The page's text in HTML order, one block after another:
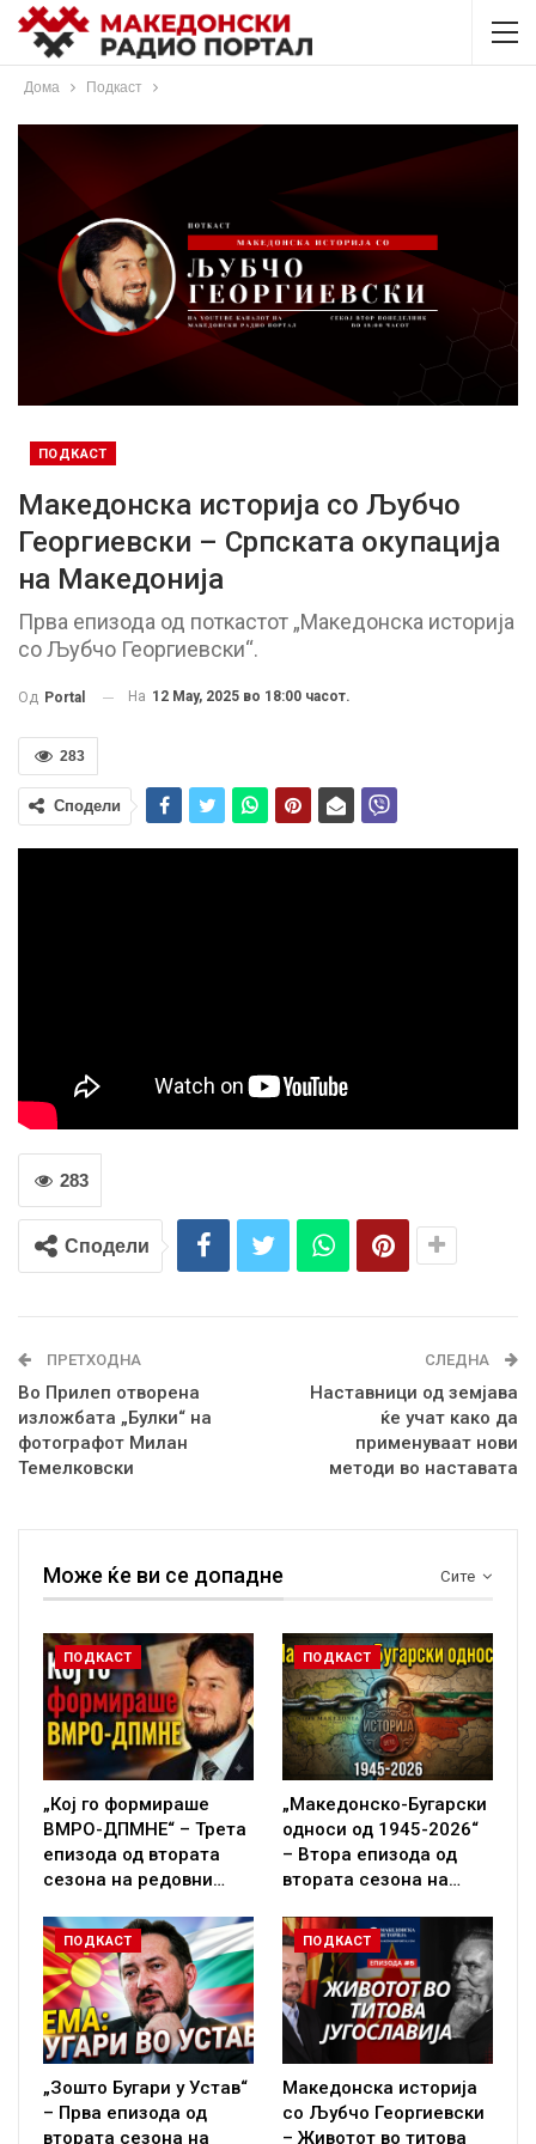
Дома Подкаст
ПОДКАСТ
Македонска историја со Љубчо
Георгиевски – Српската окупација
на Македонија
Прва епизода од поткастот „Македонска историја
со Љубчо Георгиевски“.
Од Portal На 12 May, 2025 во 18:00 часот.
283
Сподели
283
Сподели
ПРЕТХОДНА
Во Прилеп отворена
изложбата „Булки“ на
фотографот Милан
Темелковски
СЛЕДНА
Наставници од земјава
ќе учат како да
применуваат нови
методи во наставата
Сите
Може ќе ви се допадне
ПОДКАСТ
„Кој го формираше
ВМРО-ДПМНЕ“ – Трета
епизода од втората
сезона на редовни…
ПОДКАСТ
„Македонско-Бугарски
односи од 1945-2026“
– Втора епизода од
втората сезона на…
ПОДКАСТ
„Зошто Бугари у Устав“
– Прва епизода од
втората сезона на
ПОДКАСТ
Македонска историја
со Љубчо Георгиевски
– Животот во титова